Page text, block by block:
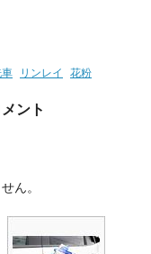
リンレイ 花粉
ント
ん。